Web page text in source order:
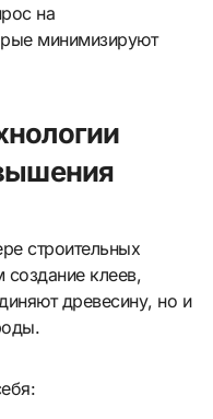
на
минимизируют
строительных
клеев,
древесину, но и